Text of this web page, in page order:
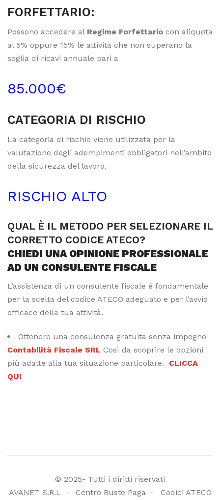
FORFETTARIO:
Possono accedere al Regime Forfettario con aliquota
al 5% oppure 15% le attività che non superano la
soglia di ricavi annuale pari a
85.000€
CATEGORIA DI RISCHIO
La categoria di rischio viene utilizzata per la
valutazione degli adempimenti obbligatori nell’ambito
della sicurezza del lavoro.
RISCHIO ALTO
QUAL È IL METODO PER SELEZIONARE IL
CORRETTO CODICE ATECO?
CHIEDI UNA OPINIONE PROFESSIONALE
AD UN CONSULENTE FISCALE
L’assistenza di un consulente fiscale è fondamentale
per la scelta del codice ATECO adeguato e per l’avvio
efficace della tua attività.
Ottenere una consulenza gratuita senza impegno
Contabilità Fiscale SRL Così da scoprire le opzioni
più adatte alla tua situazione particolare. CLICCA
QUI
© 2025- Tutti i diritti riservati
AVANET S.R.L
– Centro Buste Paga– Codici ATECO